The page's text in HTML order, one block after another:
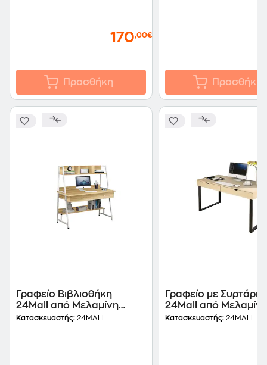
170,00€
Προσθήκη Προσθήκη
Γραφείο Βιβλιοθήκη
24Mall από Μελαμίνη
120x48cm - Sonoma/
Κατασκευαστής: 24MALL
Γραφείο με Συρτάρια
24Mall από Μελαμίνη
100x48cm - Μπεζ/
Κατασκευαστής: 24MALL